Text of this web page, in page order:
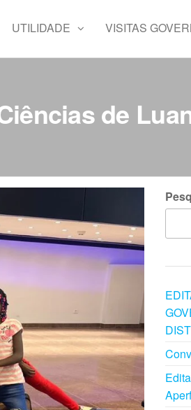
UTILIDADE VISITAS
de